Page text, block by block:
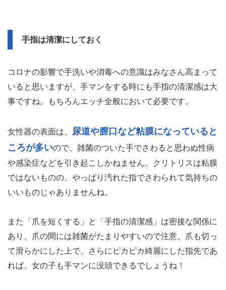
手指は清潔にしておく
コロナの影響で手洗いや消毒への意識はみなさん高まって
いると思いますが、手マンをする時にも手指の清潔感は大
事ですね。もちろんエッチ全般において必要です。
女性器の表面は、
尿道や膣口など粘膜になっていると
ころが多いので、雑菌のついた手でさわると思わぬ性病
や感染症などを引き起こしかねません。クリトリスは粘膜
ではないものの、やっぱり汚れた指でさわられて気持ちの
いいものじゃありませんね。
また「爪を短くする」と「手指の清潔感」は密接な関係に
あり、爪の間には雑菌がたまりやすいので注意。爪も切っ
て滑らかにした上で、さらにピカピカ綺麗にした指先であ
れば、女の子も手マンに没頭できるでしょうね！